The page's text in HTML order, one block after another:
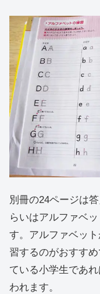
別冊の24ページは
らいはアルファベ
す。アルファベッ
習するのがおすす
ている小学生であ
われます。